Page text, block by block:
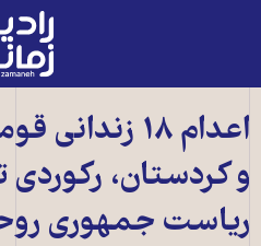
رادیو
زمانه
صفحه
اصلی
اعدام ۱۸
و کردستان، رکوردی
ریاست جمهوری